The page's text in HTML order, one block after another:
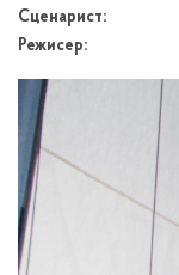
Сценарист:
Режисер: